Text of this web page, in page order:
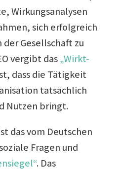
Wirkungsanalysen
sich erfolgreich
Gesellschaft zu
vergibt das„Wirkt-
dass die Tätigkeit
tatsächlich
Nutzen bringt.
das vom Deutschen
Fragen und
. Das